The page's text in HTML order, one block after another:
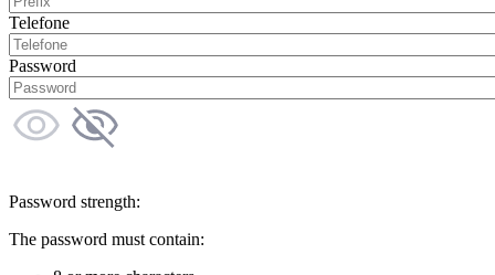
Telefone
Password
Password strength:
The password must contain: